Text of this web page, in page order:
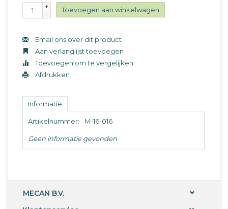
+
-
Toevoegen aan winkelwagen
Email ons over dit product
Aan verlanglijst toevoegen
Toevoegen om te vergelijken
Afdrukken
Informatie
Artikelnummer: M-16-016
Geen informatie gevonden
MECAN B.V.